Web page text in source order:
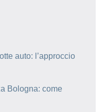
auto: l’approccio
Bologna: come